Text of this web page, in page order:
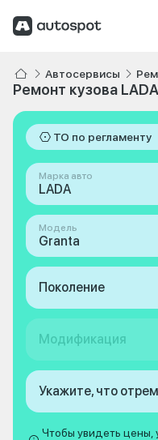
Автосервисы
Ремонт кузова
ТО по регламенту
Марка авто
LADA
Модель
Granta
Поколение
Модификация
Укажите, что
Чтобы увидеть цены,